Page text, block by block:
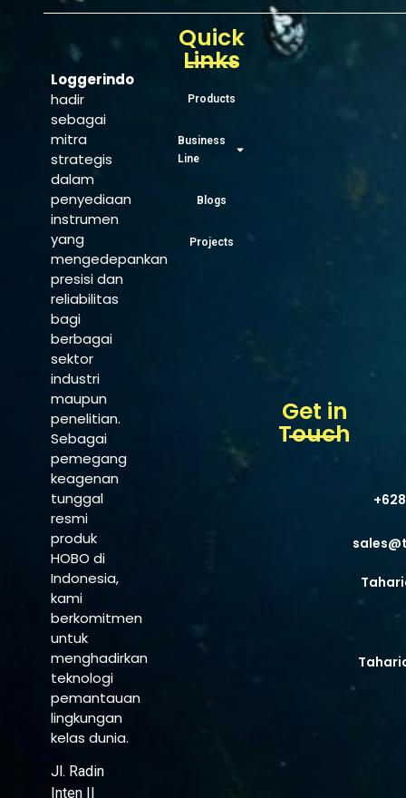
Loggerindo
hadir
sebagai
mitra
strategis
dalam
penyediaan
instrumen
yang
mengedepankan
presisi dan
reliabilitas
bagi
berbagai
sektor
industri
maupun
penelitian.
Sebagai
pemegang
keagenan
tunggal
resmi
produk
HOBO di
Indonesia,
kami
berkomitmen
untuk
menghadirkan
teknologi
pemantauan
lingkungan
kelas dunia.
Jl. Radin
Inten II
Quick
Links
Products
Business
Line
Blogs
Projects
Get in
Touch